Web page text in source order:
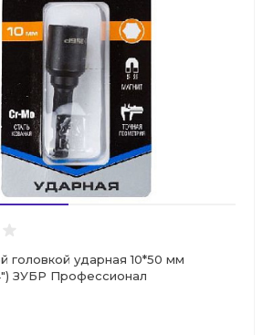
головкой ударная 10*50 мм
ЗУБР Профессионал